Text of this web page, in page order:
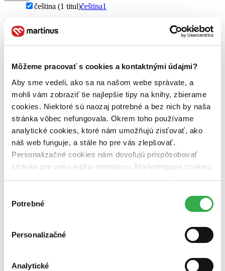
Môžeme pracovať s cookies a kontaktnými údajmi?
Aby sme vedeli, ako sa na našom webe správate, a
mohli vám zobraziť tie najlepšie tipy na knihy, zbierame
cookies. Niektoré sú naozaj potrebné a bez nich by naša
stránka vôbec nefungovala. Okrem toho používame
analytické cookies, ktoré nám umožňujú zisťovať, ako
náš web funguje, a stále ho pre vás zlepšovať.
Personalizačné cookies nám dovoľujú prispôsobovať
stránku pre vašu lepšiu orientáciu. Marketingové cookies
nám zas umožňujú zobrazenie relevantnej reklamy.
nám pomohlo, keby sme mohli používať všetky tieto
súhlasu
Potrebné
Personalizačné
Analytické
čeština (1 titul)čeština1
Téma
ľudské práva (1 titul)
Michaela Hájková (1 titul)Michaela Hájková1
Vydavateľstvo
C. H. Beck (1 titul)C. H. Beck1
Väzba
brožovaná väzba (1 titul)brožovaná väzba1
Zúžiť výber
Zoradiť
Bestsellery
Najdrahšie